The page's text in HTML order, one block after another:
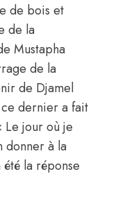
de bois et
de la
Mustapha
de la
de Djamel
dernier a fait
Le jour où je
donner à la
la réponse